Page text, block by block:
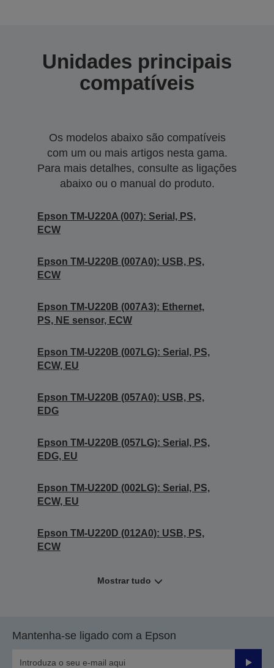
Unidades principais
compatíveis
Os modelos abaixo são compatíveis
com um ou mais artigos nesta gama.
Para mais detalhes, consulte as ligações
abaixo ou o manual do produto.
Epson TM-U220A (007): Serial, PS,
ECW
Epson TM-U220B (007A0): USB, PS,
ECW
Epson TM-U220B (007A3): Ethernet,
PS, NE sensor, ECW
Epson TM-U220B (007LG): Serial, PS,
ECW, EU
Epson TM-U220B (057A0): USB, PS,
EDG
Epson TM-U220B (057LG): Serial, PS,
EDG, EU
Epson TM-U220D (002LG): Serial, PS,
ECW, EU
Epson TM-U220D (012A0): USB, PS,
ECW
Mostrar tudo
Mantenha-se ligado com a Epson